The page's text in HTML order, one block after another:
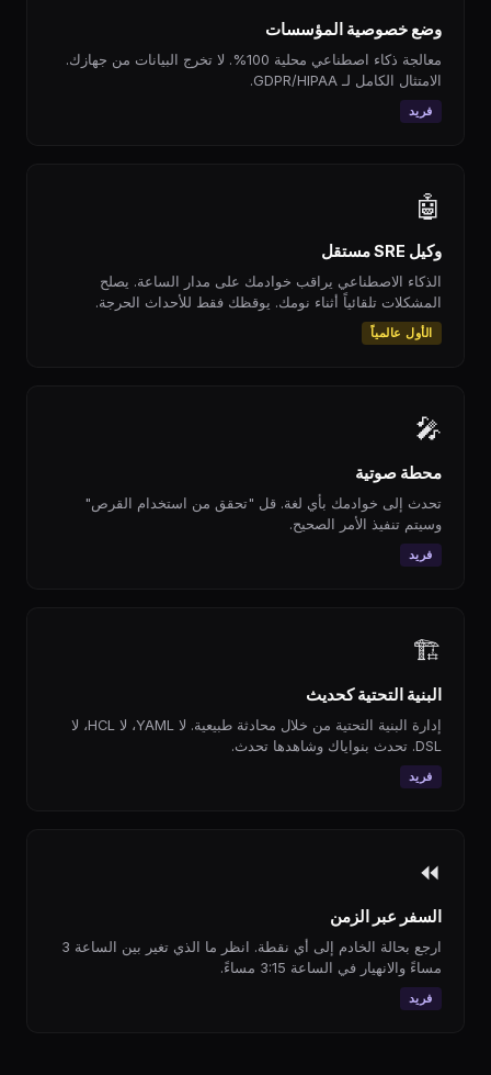
وضع خصوصية المؤسسات
معالجة ذكاء اصطناعي محلية 100%. لا تخرج البيانات من جهازك.
الامتثال الكامل لـ GDPR/HIPAA.
فريد
🤖
وكيل SRE مستقل
الذكاء الاصطناعي يراقب خوادمك على مدار الساعة. يصلح
المشكلات تلقائياً أثناء نومك. يوقظك فقط للأحداث الحرجة.
الأول عالمياً
🎤
محطة صوتية
تحدث إلى خوادمك بأي لغة. قل "تحقق من استخدام القرص"
وسيتم تنفيذ الأمر الصحيح.
فريد
🏗
البنية التحتية كحديث
إدارة البنية التحتية من خلال محادثة طبيعية. لا YAML، لا HCL، لا
DSL. تحدث بنواياك وشاهدها تحدث.
فريد
⏪
السفر عبر الزمن
ارجع بحالة الخادم إلى أي نقطة. انظر ما الذي تغير بين الساعة 3
مساءً والانهيار في الساعة 3:15 مساءً.
فريد